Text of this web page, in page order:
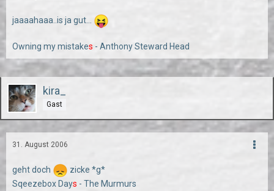
jaaaahaaa..is ja gut...
Owning my mistakes - Anthony Steward Head
kira_
Gast
31. August 2006
geht doch
zicke *g*
Sqeezebox Days - The Murmurs